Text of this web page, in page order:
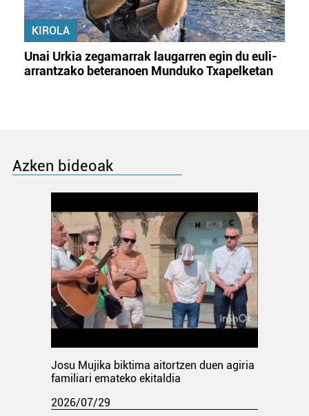
KIROLA
Unai Urkia zegamarrak laugarren egin du euli-
arrantzako beteranoen Munduko Txapelketan
Azken bideoak
Josu Mujika biktima aitortzen duen agiria
familiari emateko ekitaldia
2026/07/29